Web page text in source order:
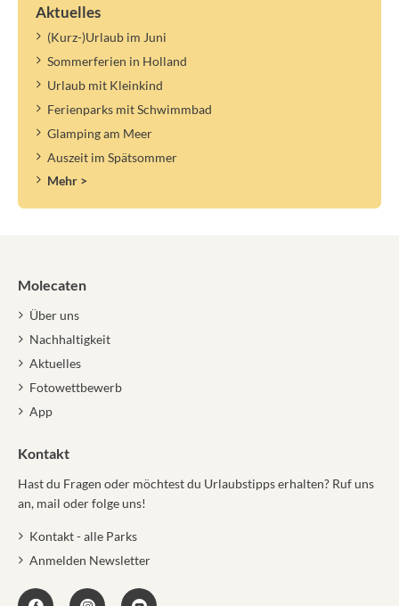
Aktuelles
(Kurz-)Urlaub im Juni
Sommerferien in Holland
Urlaub mit Kleinkind
Ferienparks mit Schwimmbad
Glamping am Meer
Auszeit im Spätsommer
Mehr >
Molecaten
Über uns
Nachhaltigkeit
Aktuelles
Fotowettbewerb
App
Kontakt
Hast du Fragen oder möchtest du Urlaubstipps erhalten? Ruf uns
an, mail oder folge uns!
Kontakt - alle Parks
Anmelden Newsletter